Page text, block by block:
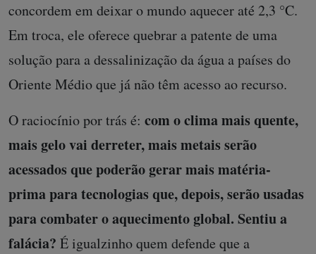
concordem em deixar o mundo aquecer até 2,3 °C.
Em troca, ele oferece quebrar a patente de uma
solução para a dessalinização da água a países do
Oriente Médio que já não têm acesso ao recurso.
O raciocínio por trás é: com o clima mais quente,
mais gelo vai derreter, mais metais serão
acessados que poderão gerar mais matéria-
prima para tecnologias que, depois, serão usadas
para combater o aquecimento global. Sentiu a
falácia? É igualzinho quem defende que a